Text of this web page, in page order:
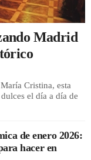
Madrid
Cristina, esta
el día a día de
de enero 2026:
hacer en